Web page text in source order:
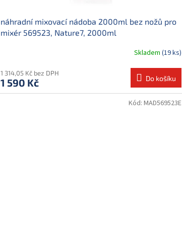
náhradní mixovací nádoba 2000ml bez nožů pro
mixér 569523, Nature7, 2000ml
Skladem (19 ks)
1 314,05 Kč bez DPH
1 590 Kč Do košíku
Kód: MAD569523E